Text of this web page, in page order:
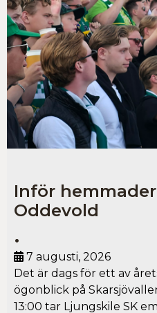
Inför
Oddevold
•
7 augusti, 2026
Det är dags för ett av
ögonblick på
13:00 tar Ljungskile SK